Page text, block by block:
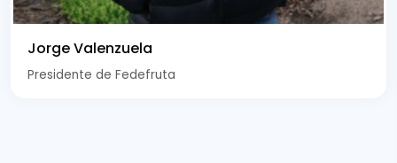
Jorge Valenzuela
Presidente de Fedefruta